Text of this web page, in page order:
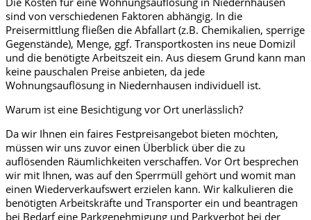
sind von verschiedenen Faktoren abhängig. In die
Preisermittlung fließen die Abfallart (z.B. Chemikalien, sperrige
Gegenstände), Menge, ggf. Transportkosten ins neue Domizil
und die benötigte Arbeitszeit ein. Aus diesem Grund kann man
keine pauschalen Preise anbieten, da jede
Wohnungsauflösung in Niedernhausen individuell ist.
Warum ist eine Besichtigung vor Ort unerlässlich?
Da wir Ihnen ein faires Festpreisangebot bieten möchten,
müssen wir uns zuvor einen Überblick über die zu
auflösenden Räumlichkeiten verschaffen. Vor Ort besprechen
wir mit Ihnen, was auf den Sperrmüll gehört und womit man
einen Wiederverkaufswert erzielen kann. Wir kalkulieren die
benötigten Arbeitskräfte und Transporter ein und beantragen
bei Bedarf eine Parkgenehmigung und Parkverbot bei der